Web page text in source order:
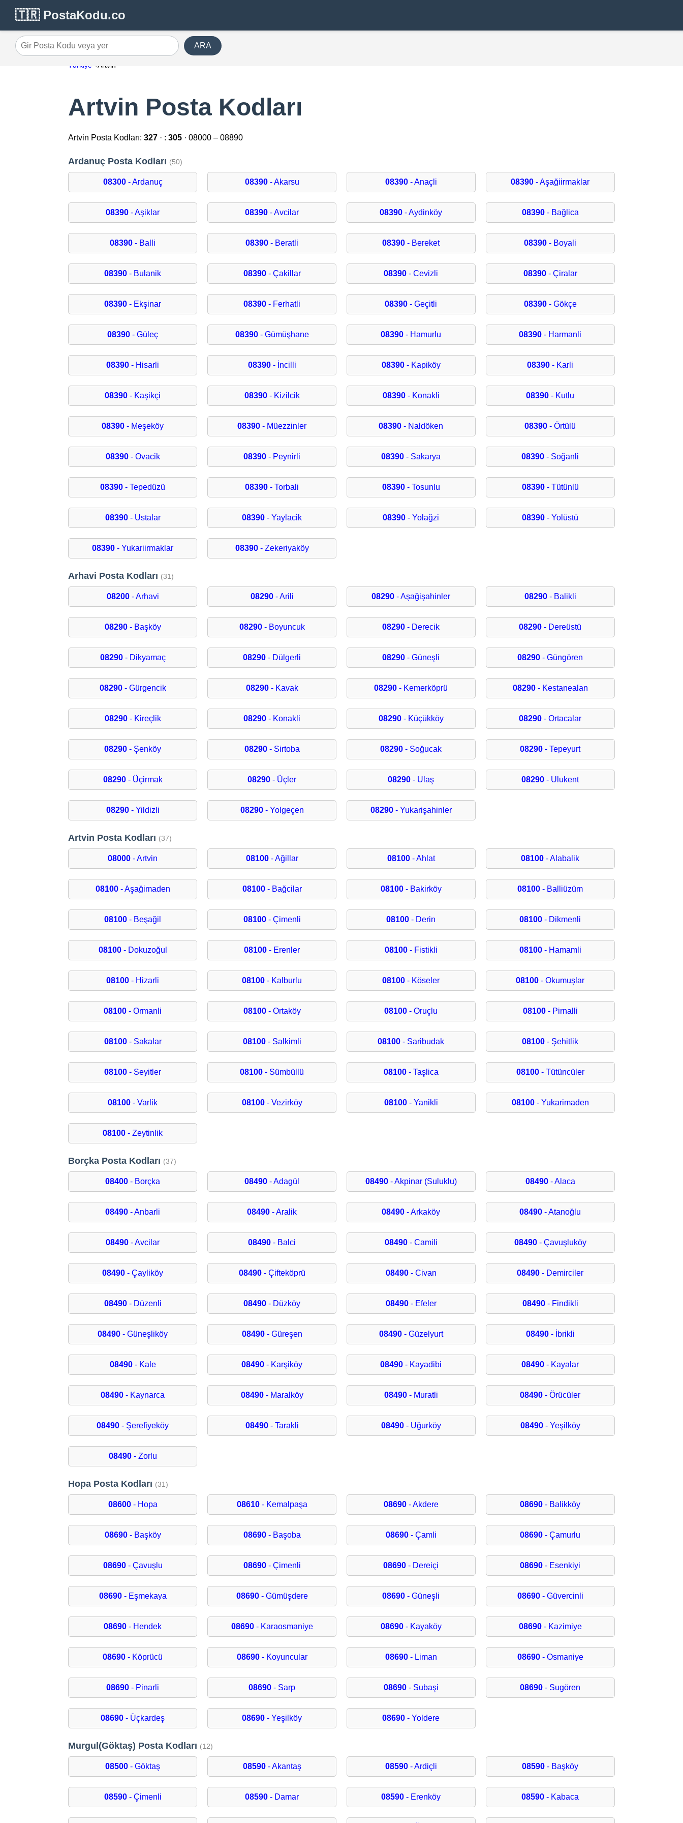
🇹🇷 PostaKodu.co
Gir Posta Kodu veya yer ARA
Türkiye Artvin
Artvin Posta Kodları
Artvin Posta Kodları:327 · :305 · 08000 – 08890
Ardanuç Posta Kodları (50)
08300- Ardanuç 08390- Akarsu 08390- Anaçli 08390 - Aşağiirmaklar
08390 - Aşiklar 08390 - Avcilar 08390 - Aydinköy 08390- Bağlica
08390 - Balli 08390 - Beratli 08390 - Bereket 08390 - Boyali
08390 - Bulanik 08390- Çakillar 08390 - Cevizli 08390- Çiralar
08390 - Ekşinar 08390 - Ferhatli 08390 - Geçitli 08390- Gökçe
08390 - Güleç 08390- Gümüşhane 08390 - Hamurlu 08390 - Harmanli
08390 - Hisarli 08390- İncilli 08390- Kapiköy 08390 - Karli
08390 - Kaşikçi 08390- Kizilcik 08390- Konakli 08390 - Kutlu
08390 - Meşeköy 08390 - Müezzinler 08390 - Naldöken 08390 - Örtülü
08390- Ovacik 08390 - Peynirli 08390 - Sakarya 08390 - Soğanli
08390 - Tepedüzü 08390 - Torbali 08390- Tosunlu 08390- Tütünlü
08390- Ustalar 08390 - Yaylacik 08390 - Yolağzi 08390 - Yolüstü
08390 - Yukariirmaklar 08390- Zekeriyaköy
Arhavi Posta Kodları (31)
08200- Arhavi 08290- Arili 08290 - Aşağişahinler 08290- Balikli
08290- Başköy 08290- Boyuncuk 08290 - Derecik 08290 - Dereüstü
08290- Dikyamaç 08290 - Dülgerli 08290 - Güneşli 08290 - Güngören
08290- Gürgencik 08290- Kavak 08290 - Kemerköprü 08290- Kestanealan
08290- Kireçlik 08290 - Konakli 08290- Küçükköy 08290 - Ortacalar
08290 - Şenköy 08290- Sirtoba 08290 - Soğucak 08290 - Tepeyurt
08290- Üçirmak 08290 - Üçler 08290 - Ulaş 08290 - Ulukent
08290- Yildizli 08290- Yolgeçen 08290- Yukarişahinler
Artvin Posta Kodları (37)
08000 - Artvin 08100- Ağillar 08100- Ahlat 08100 - Alabalik
08100- Aşağimaden 08100- Bağcilar 08100- Bakirköy 08100 - Balliüzüm
08100 - Beşağil 08100- Çimenli 08100 - Derin 08100 - Dikmenli
08100- Dokuzoğul 08100 - Erenler 08100- Fistikli 08100- Hamamli
08100 - Hizarli 08100 - Kalburlu 08100 - Köseler 08100 - Okumuşlar
08100 - Ormanli 08100- Ortaköy 08100 - Oruçlu 08100- Pirnalli
08100- Sakalar 08100- Salkimli 08100 - Saribudak 08100 - Şehitlik
08100 - Seyitler 08100 - Sümbüllü 08100- Taşlica 08100- Tütüncüler
08100 - Varlik 08100- Vezirköy 08100- Yanikli 08100- Yukarimaden
08100 - Zeytinlik
Borçka Posta Kodları (37)
08400 - Borçka 08490 - Adagül 08490- Akpinar (Suluklu) 08490- Alaca
08490 - Anbarli 08490 - Aralik 08490 - Arkaköy 08490 - Atanoğlu
08490 - Avcilar 08490 - Balci 08490- Camili 08490- Çavuşluköy
08490 - Çayliköy 08490- Çifteköprü 08490- Civan 08490 - Demirciler
08490- Düzenli 08490 - Düzköy 08490- Efeler 08490- Findikli
08490 - Güneşliköy 08490- Güreşen 08490- Güzelyurt 08490- İbrikli
08490- Kale 08490 - Karşiköy 08490 - Kayadibi 08490 - Kayalar
08490 - Kaynarca 08490- Maralköy 08490- Muratli 08490 - Örücüler
08490 - Şerefiyeköy 08490- Tarakli 08490- Uğurköy 08490- Yeşilköy
08490- Zorlu
Hopa Posta Kodları (31)
08600- Hopa 08610- Kemalpaşa 08690- Akdere 08690 - Balikköy
08690- Başköy 08690- Başoba 08690- Çamli 08690 - Çamurlu
08690- Çavuşlu 08690- Çimenli 08690 - Dereiçi 08690 - Esenkiyi
08690- Eşmekaya 08690- Gümüşdere 08690 - Güneşli 08690- Güvercinli
08690 - Hendek 08690- Karaosmaniye 08690- Kayaköy 08690- Kazimiye
08690 - Köprücü 08690- Koyuncular 08690- Liman 08690- Osmaniye
08690 - Pinarli 08690 - Sarp 08690- Subaşi 08690 - Sugören
08690 - Üçkardeş 08690 - Yeşilköy 08690 - Yoldere
Murgul(Göktaş) Posta Kodları (12)
08500 - Göktaş 08590- Akantaş 08590- Ardiçli 08590 - Başköy
08590- Çimenli 08590 - Damar 08590 - Erenköy 08590 - Kabaca